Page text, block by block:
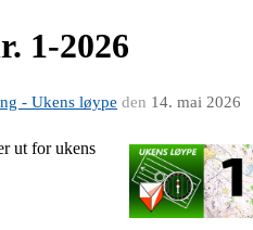
1-2026
- Ukens løype den 14. mai 2026
ut for ukens